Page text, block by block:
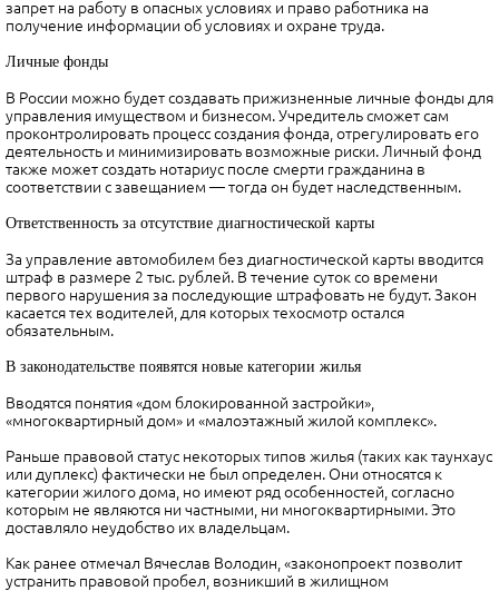
запрет на работу в опасных условиях и право работника на
получение информации об условиях и охране труда.
Личные фонды
В России можно будет создавать прижизненные личные фонды для
управления имуществом и бизнесом. Учредитель сможет сам
проконтролировать процесс создания фонда, отрегулировать его
деятельность и минимизировать возможные риски. Личный фонд
также может создать нотариус после смерти гражданина в
соответствии с завещанием — тогда он будет наследственным.
Ответственность за отсутствие диагностической карты
За управление автомобилем без диагностической карты вводится
штраф в размере 2 тыс. рублей. В течение суток со времени
первого нарушения за последующие штрафовать не будут. Закон
касается тех водителей, для которых техосмотр остался
обязательным.
В законодательстве появятся новые категории жилья
Вводятся понятия «дом блокированной застройки»,
«многоквартирный дом» и «малоэтажный жилой комплекс».
Раньше правовой статус некоторых типов жилья (таких как таунхаус
или дуплекс) фактически не был определен. Они относятся к
категории жилого дома, но имеют ряд особенностей, согласно
которым не являются ни частными, ни многоквартирными. Это
доставляло неудобство их владельцам.
Как ранее отмечал Вячеслав Володин, «законопроект позволит
устранить правовой пробел, возникший в жилищном